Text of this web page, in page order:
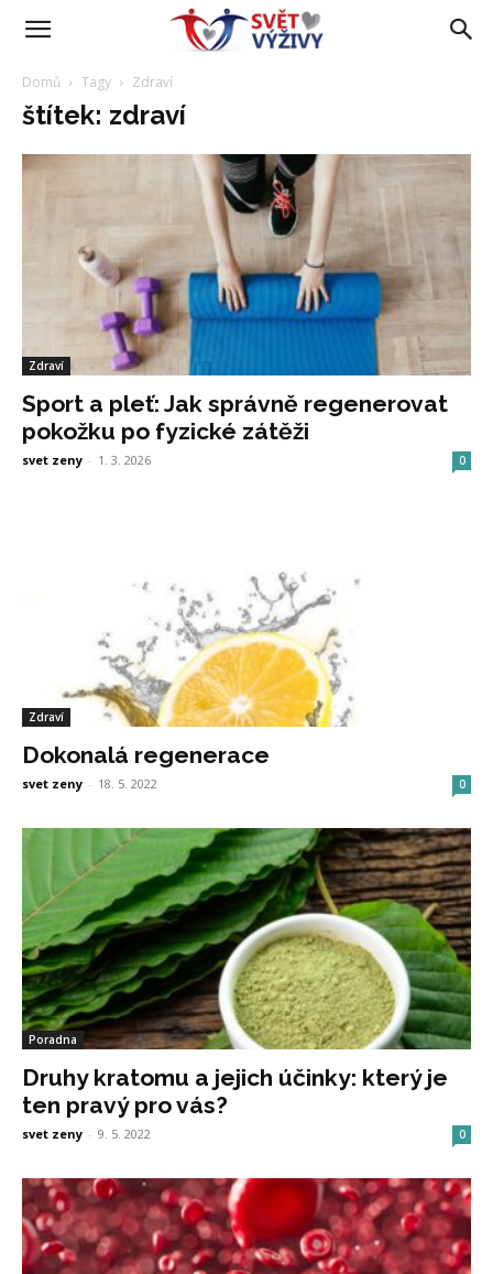
Domů Tagy Zdraví
štítek: zdraví
Zdraví
Sport a pleť: Jak správně regenerovat
pokožku po fyzické zátěži
svet zeny - 1. 3. 2026 0
Zdraví
Dokonalá regenerace
svet zeny - 18. 5. 2022 0
Poradna
Druhy kratomu a jejich účinky: který je
ten pravý pro vás?
svet zeny - 9. 5. 2022 0